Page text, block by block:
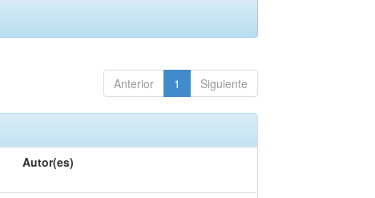
Anterior 1 Siguiente
Autor(es)